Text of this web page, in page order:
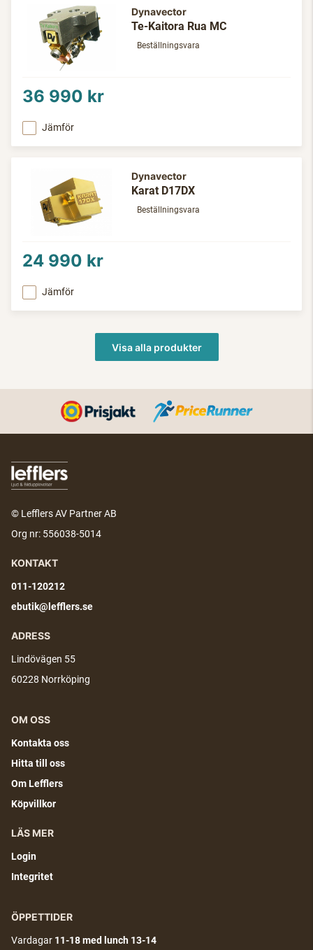
Dynavector
Te-Kaitora Rua MC
Beställningsvara
36 990 kr
Jämför
Dynavector
Karat D17DX
Beställningsvara
24 990 kr
Jämför
Visa alla produkter
© Lefflers AV Partner AB
Org nr: 556038-5014
KONTAKT
011-120212
ebutik@lefflers.se
ADRESS
Lindövägen 55
60228 Norrköping
OM OSS
Kontakta oss
Hitta till oss
Om Lefflers
Köpvillkor
LÄS MER
Login
Integritet
ÖPPETTIDER
Vardagar 11-18med lunch 13-14